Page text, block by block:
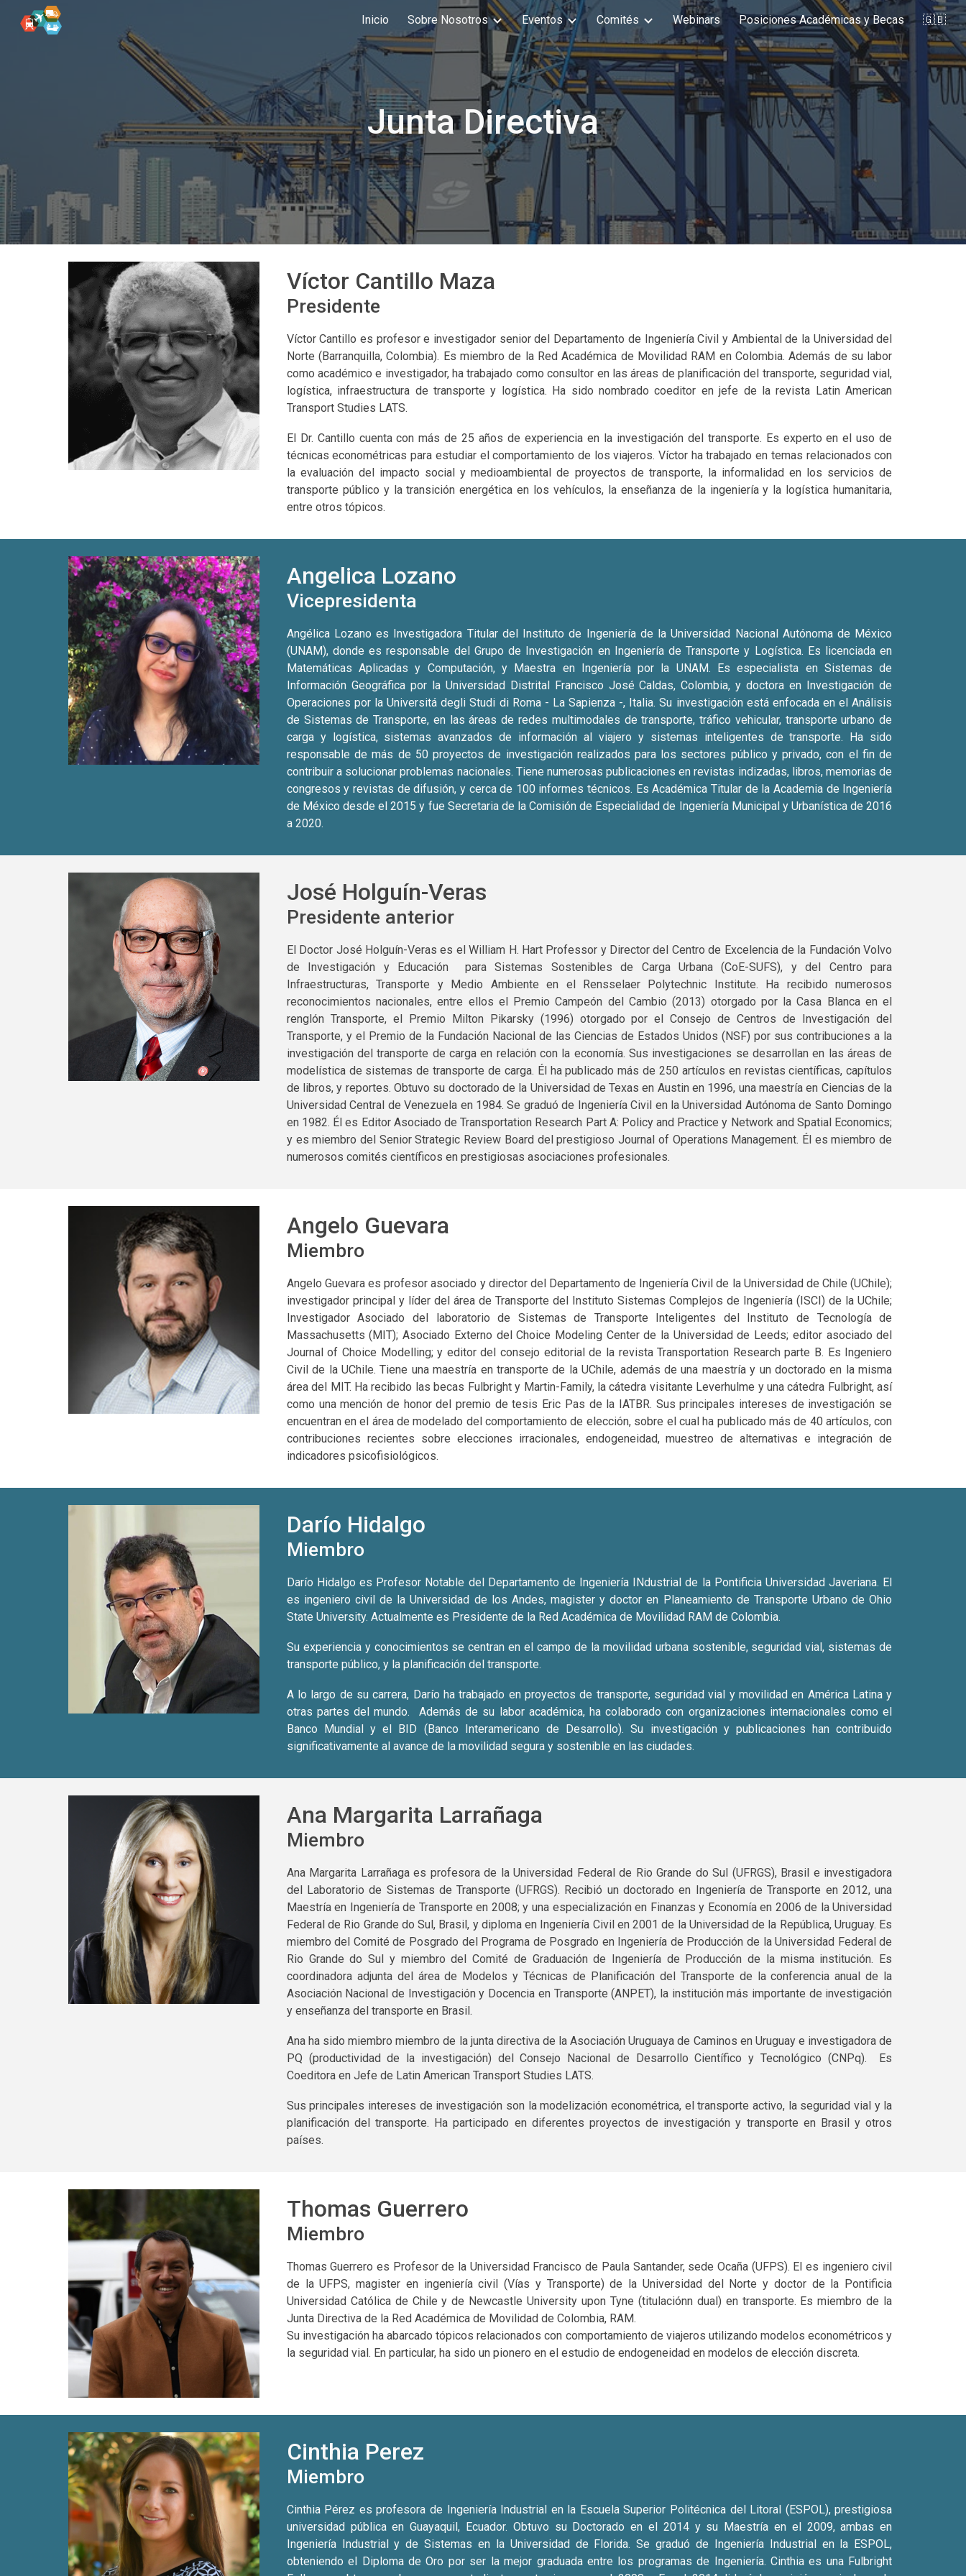
Skip to main content Skip to navigation
Inicio Sobre Nosotros Eventos Comités Webinars Posiciones Académicas y Becas 🇬🇧
Junta Directiva
Víctor Cantillo Maza
Presidente
Víctor Cantillo es profesor e investigador senior del Departamento de Ingeniería Civil y Ambiental de la Universidad del
Norte (Barranquilla, Colombia). Es miembro de la Red Académica de Movilidad RAM en Colombia. Además de su labor
como académico e investigador, ha trabajado como consultor en las áreas de planificación del transporte, seguridad vial,
logística, infraestructura de transporte y logística. Ha sido nombrado coeditor en jefe de la revista Latin American
Transport Studies LATS.
El Dr. Cantillo cuenta con más de 25 años de experiencia en la investigación del transporte. Es experto en el uso de
técnicas econométricas para estudiar el comportamiento de los viajeros. Víctor ha trabajado en temas relacionados con
la evaluación del impacto social y medioambiental de proyectos de transporte, la informalidad en los servicios de
transporte público y la transición energética en los vehículos, la enseñanza de la ingeniería y la logística humanitaria,
entre otros tópicos.
Angelica Lozano
Vicepresidenta
Angélica Lozano es Investigadora Titular del Instituto de Ingeniería de la Universidad Nacional Autónoma de México
(UNAM), donde es responsable del Grupo de Investigación en Ingeniería de Transporte y Logística. Es licenciada en
Matemáticas Aplicadas y Computación, y Maestra en Ingeniería por la UNAM. Es especialista en Sistemas de
Información Geográfica por la Universidad Distrital Francisco José Caldas, Colombia, y doctora en Investigación de
Operaciones por la Universitá degli Studi di Roma - La Sapienza -, Italia. Su investigación está enfocada en el Análisis
de Sistemas de Transporte, en las áreas de redes multimodales de transporte, tráfico vehicular, transporte urbano de
carga y logística, sistemas avanzados de información al viajero y sistemas inteligentes de transporte. Ha sido
responsable de más de 50 proyectos de investigación realizados para los sectores público y privado, con el fin de
contribuir a solucionar problemas nacionales. Tiene numerosas publicaciones en revistas indizadas, libros, memorias de
congresos y revistas de difusión, y cerca de 100 informes técnicos. Es Académica Titular de la Academia de Ingeniería
de México desde el 2015 y fue Secretaria de la Comisión de Especialidad de Ingeniería Municipal y Urbanística de 2016
a 2020.
José Holguín-Veras
Presidente anterior
El Doctor José Holguín-Veras es el William H. Hart Professor y Director del Centro de Excelencia de la Fundación Volvo
de Investigación y Educación para Sistemas Sostenibles de Carga Urbana (CoE-SUFS), y del Centro para
Infraestructuras, Transporte y Medio Ambiente en el Rensselaer Polytechnic Institute. Ha recibido numerosos
reconocimientos nacionales, entre ellos el Premio Campeón del Cambio (2013) otorgado por la Casa Blanca en el
renglón Transporte, el Premio Milton Pikarsky (1996) otorgado por el Consejo de Centros de Investigación del
Transporte, y el Premio de la Fundación Nacional de las Ciencias de Estados Unidos (NSF) por sus contribuciones a la
investigación del transporte de carga en relación con la economía. Sus investigaciones se desarrollan en las áreas de
modelística de sistemas de transporte de carga. Él ha publicado más de 250 artículos en revistas científicas, capítulos
de libros, y reportes. Obtuvo su doctorado de la Universidad de Texas en Austin en 1996, una maestría en Ciencias de la
Universidad Central de Venezuela en 1984. Se graduó de Ingeniería Civil en la Universidad Autónoma de Santo Domingo
en 1982. Él es Editor Asociado de Transportation Research Part A: Policy and Practice y Network and Spatial Economics;
y es miembro del Senior Strategic Review Board del prestigioso Journal of Operations Management. Él es miembro de
numerosos comités científicos en prestigiosas asociaciones profesionales.
Angelo Guevara
Miembro
Angelo Guevara es profesor asociado y director del Departamento de Ingeniería Civil de la Universidad de Chile (UChile);
investigador principal y líder del área de Transporte del Instituto Sistemas Complejos de Ingeniería (ISCI) de la UChile;
Investigador Asociado del laboratorio de Sistemas de Transporte Inteligentes del Instituto de Tecnología de
Massachusetts (MIT); Asociado Externo del Choice Modeling Center de la Universidad de Leeds; editor asociado del
Journal of Choice Modelling; y editor del consejo editorial de la revista Transportation Research parte B. Es Ingeniero
Civil de la UChile. Tiene una maestría en transporte de la UChile, además de una maestría y un doctorado en la misma
área del MIT. Ha recibido las becas Fulbright y Martin-Family, la cátedra visitante Leverhulme y una cátedra Fulbright, así
como una mención de honor del premio de tesis Eric Pas de la IATBR. Sus principales intereses de investigación se
encuentran en el área de modelado del comportamiento de elección, sobre el cual ha publicado más de 40 artículos, con
contribuciones recientes sobre elecciones irracionales, endogeneidad, muestreo de alternativas e integración de
indicadores psicofisiológicos.
Darío Hidalgo
Miembro
Darío Hidalgo es Profesor Notable del Departamento de Ingeniería INdustrial de la Pontificia Universidad Javeriana. El
es ingeniero civil de la Universidad de los Andes, magister y doctor en Planeamiento de Transporte Urbano de Ohio
State University. Actualmente es Presidente de la Red Académica de Movilidad RAM de Colombia.
Su experiencia y conocimientos se centran en el campo de la movilidad urbana sostenible, seguridad vial, sistemas de
transporte público, y la planificación del transporte.
A lo largo de su carrera, Darío ha trabajado en proyectos de transporte, seguridad vial y movilidad en América Latina y
otras partes del mundo. Además de su labor académica, ha colaborado con organizaciones internacionales como el
Banco Mundial y el BID (Banco Interamericano de Desarrollo). Su investigación y publicaciones han contribuido
significativamente al avance de la movilidad segura y sostenible en las ciudades.
Ana Margarita Larrañaga
Miembro
Ana Margarita Larrañaga es profesora de la Universidad Federal de Rio Grande do Sul (UFRGS), Brasil e investigadora
del Laboratorio de Sistemas de Transporte (UFRGS). Recibió un doctorado en Ingeniería de Transporte en 2012, una
Maestría en Ingeniería de Transporte en 2008; y una especialización en Finanzas y Economía en 2006 de la Universidad
Federal de Rio Grande do Sul, Brasil, y diploma en Ingeniería Civil en 2001 de la Universidad de la República, Uruguay. Es
miembro del Comité de Posgrado del Programa de Posgrado en Ingeniería de Producción de la Universidad Federal de
Rio Grande do Sul y miembro del Comité de Graduación de Ingeniería de Producción de la misma institución. Es
coordinadora adjunta del área de Modelos y Técnicas de Planificación del Transporte de la conferencia anual de la
Asociación Nacional de Investigación y Docencia en Transporte (ANPET), la institución más importante de investigación
y enseñanza del transporte en Brasil.
Ana ha sido miembro miembro de la junta directiva de la Asociación Uruguaya de Caminos en Uruguay e investigadora de
PQ (productividad de la investigación) del Consejo Nacional de Desarrollo Científico y Tecnológico (CNPq). Es
Coeditora en Jefe de Latin American Transport Studies LATS.
Sus principales intereses de investigación son la modelización econométrica, el transporte activo, la seguridad vial y la
planificación del transporte. Ha participado en diferentes proyectos de investigación y transporte en Brasil y otros
países.
Thomas Guerrero
Miembro
Thomas Guerrero es Profesor de la Universidad Francisco de Paula Santander, sede Ocaña (UFPS). El es ingeniero civil
de la UFPS, magister en ingeniería civil (Vías y Transporte) de la Universidad del Norte y doctor de la Pontificia
Universidad Católica de Chile y de Newcastle University upon Tyne (titulaciónn dual) en transporte. Es miembro de la
Junta Directiva de la Red Académica de Movilidad de Colombia, RAM.
Su investigación ha abarcado tópicos relacionados con comportamiento de viajeros utilizando modelos econométricos y
la seguridad vial. En particular, ha sido un pionero en el estudio de endogeneidad en modelos de elección discreta.
Cinthia Perez
Miembro
Cinthia Pérez es profesora de Ingeniería Industrial en la Escuela Superior Politécnica del Litoral (ESPOL), prestigiosa
universidad pública en Guayaquil, Ecuador. Obtuvo su Doctorado en el 2014 y su Maestría en el 2009, ambas en
Ingeniería Industrial y de Sistemas en la Universidad de Florida. Se graduó de Ingeniería Industrial en la ESPOL,
obteniendo el Diploma de Oro por ser la mejor graduada entre los programas de Ingeniería. Cinthia es una Fulbright